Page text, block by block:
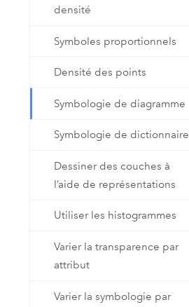
densité
Symboles proportionnels
Densité des points
Symbologie de diagramme
Symbologie de dictionnaire
Dessiner des couches à
l’aide de représentations
Utiliser les histogrammes
Varier la transparence par
attribut
Varier la symbologie par